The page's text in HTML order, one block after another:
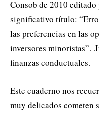
Consob de 2010
significativo título:
las preferencias en las
inversores minoristas”.
finanzas conductuales.
Este cuaderno nos
muy delicados cometen